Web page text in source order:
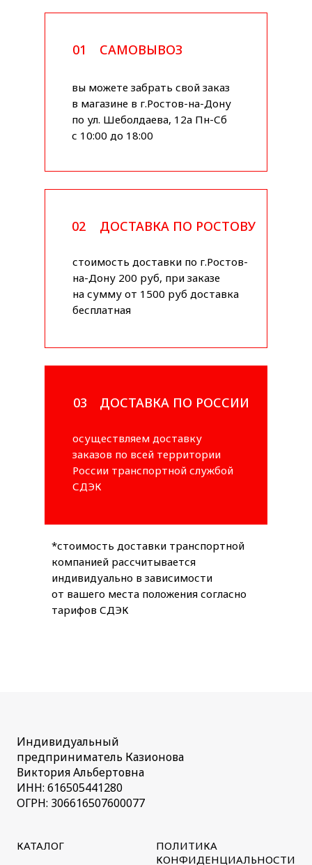
САМОВЫВОЗ
01
вы можете забрать свой заказ
в магазине в г.Ростов-на-Дону
по ул. Шеболдаева, 12а Пн-Сб
с 10:00 до 18:00
ДОСТАВКА ПО РОСТОВУ
02
стоимость доставки по г.Ростов-
на-Дону 200 руб, при заказе
на сумму от 1500 руб доставка
бесплатная
ДОСТАВКА ПО РОССИИ
03
осуществляем доставку
заказов по всей территории
России транспортной службой
СДЭК
*стоимость доставки транспортной
компанией рассчитывается
индивидуально в зависимости
от вашего места положения согласно
тарифов СДЭК
Индивидуальный
предприниматель Казионова
Виктория Альбертовна
ИНН: 616505441280
ОГРН: 306616507600077
КАТАЛОГ
ПОЛИТИКА
КОНФИДЕНЦИАЛЬНОСТИ